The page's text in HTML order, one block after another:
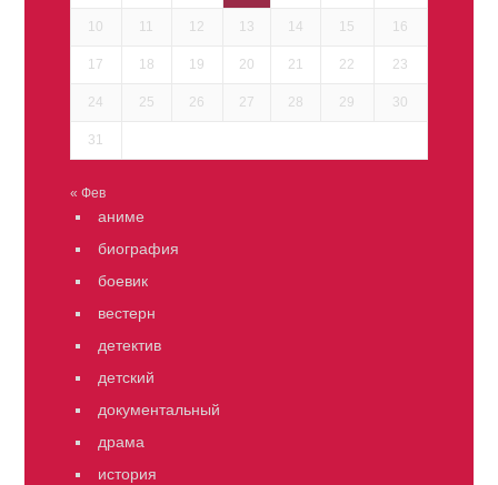
10 11 12 13 14 15 16
17 18 19 20 21 22 23
24 25 26 27 28 29 30
31
« Фев
аниме
биография
боевик
вестерн
детектив
детский
документальный
драма
история